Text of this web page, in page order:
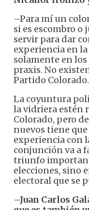
–Para mí un
si es escombro o
servir para dar
experiencia en
solamente en
praxis. No
Partido Colorado.
La coyuntura
la vidriera estén
Colorado, pero
nuevos tiene
experiencia con
conjunción va a
triunfo
elecciones, sino
electoral que se
–Juan Carlos